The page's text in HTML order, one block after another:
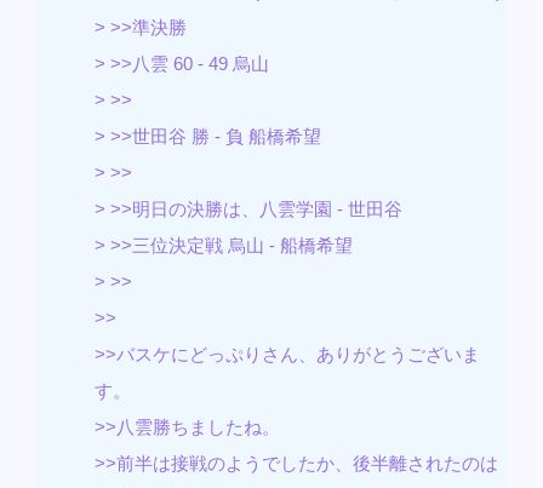
> >>準決勝
> >>八雲 60 - 49 烏山
> >>
> >>世田谷 勝 - 負 船橋希望
> >>
> >>明日の決勝は、八雲学園 - 世田谷
> >>三位決定戦 烏山 - 船橋希望
> >>
>>
>>バスケにどっぷりさん、ありがとうございま
す。
>>八雲勝ちましたね。
>>前半は接戦のようでしたか、後半離されたのは